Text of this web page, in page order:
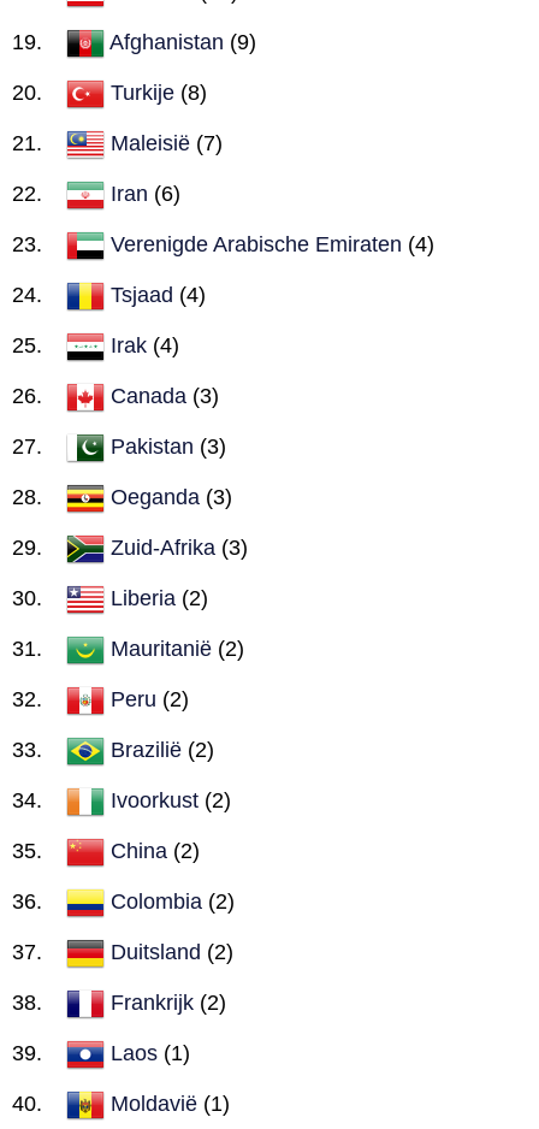
Afghanistan (9)
Turkije (8)
Maleisië (7)
Iran (6)
Verenigde Arabische Emiraten (4)
Tsjaad (4)
Irak (4)
Canada (3)
Pakistan (3)
Oeganda (3)
Zuid-Afrika (3)
Liberia (2)
Mauritanië (2)
Peru (2)
Brazilië (2)
Ivoorkust (2)
China (2)
Colombia (2)
Duitsland (2)
Frankrijk (2)
Laos (1)
Moldavië (1)